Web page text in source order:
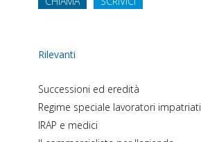
Rilevanti
Successioni ed eredità
Regime speciale lavoratori impatriati
IRAP e medici